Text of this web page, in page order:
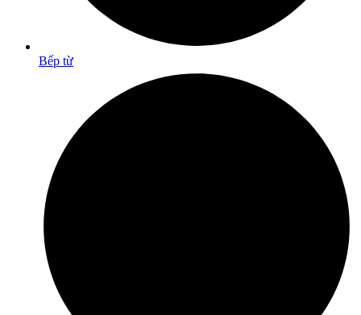
Bếp từ